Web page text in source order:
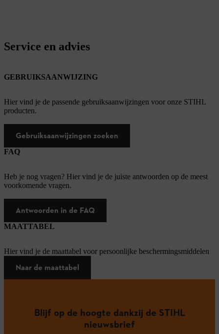
Service en advies
GEBRUIKSAANWIJZING
Hier vind je de passende gebruiksaanwijzingen voor onze STIHL
producten.
Gebruiksaanwijzingen zoeken
FAQ
Heb je nog vragen? Hier vind je de juiste antwoorden op de meest
voorkomende vragen.
Antwoorden in de FAQ
MAATTABEL
Hier vind je de maattabel voor persoonlijke beschermingsmiddelen
Naar de maattabel
Blijf op de hoogte dankzij de STIHL
nieuwsbrief